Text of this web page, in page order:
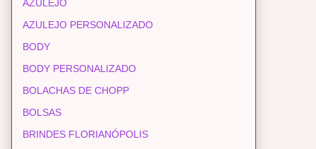
AZULEJO
AZULEJO PERSONALIZADO
BODY
BODY PERSONALIZADO
BOLACHAS DE CHOPP
BOLSAS
BRINDES FLORIANÓPOLIS